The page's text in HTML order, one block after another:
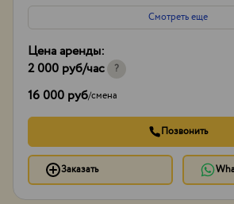
Смотреть еще
Цена аренды:
2 000 руб/час ?
16 000 руб/смена
Позвонить
Заказать